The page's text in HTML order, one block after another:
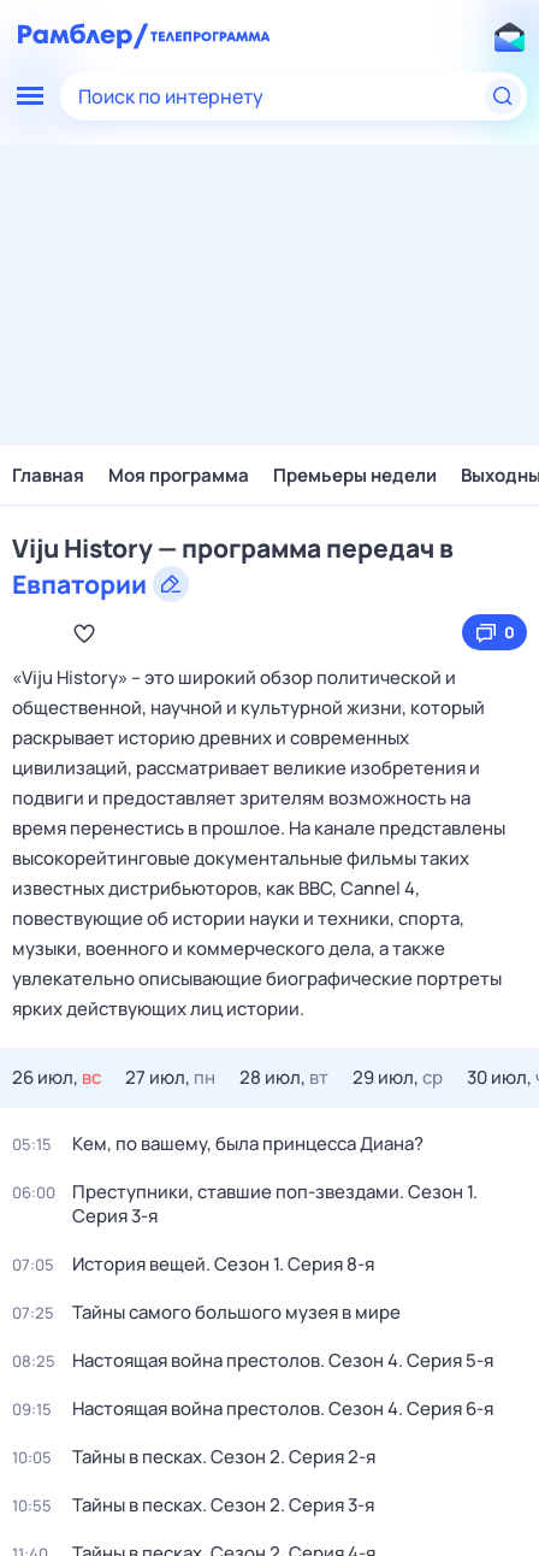
Поиск по интернету
Главная Моя программа Премьеры недели
Viju History — программа передач в
Евпатории
0
«Viju History» – это широкий обзор политической и
общественной, научной и культурной жизни, который
раскрывает историю древних и современных
цивилизаций, рассматривает великие изобретения и
подвиги и предоставляет зрителям возможность на
время перенестись в прошлое. На канале представлены
высокорейтинговые документальные фильмы таких
известных дистрибьюторов, как BBC, Cannel 4,
повествующие об истории науки и техники, спорта,
музыки, военного и коммерческого дела, а также
увлекательно описывающие биографические портреты
ярких действующих лиц истории.
26 июл, вс 27 июл, пн 28 июл, вт 29 июл,ср 30 июл,
05:15 Кем, по вашему, была принцесса Диана?
06:00 Преступники, ставшие поп-звездами. Сезон 1.
Серия 3-я
07:05 История вещей. Сезон 1. Серия 8-я
07:25 Тайны самого большого музея в мире
08:25 Настоящая война престолов. Сезон 4. Серия 5-я
09:15 Настоящая война престолов. Сезон 4. Серия 6-я
10:05 Тайны в песках. Сезон 2. Серия 2-я
10:55 Тайны в песках. Сезон 2. Серия 3-я